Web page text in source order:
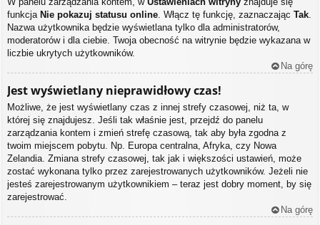
funkcja Nie pokazuj statusu online . Włącz tę funkcję, zaznaczając Tak
Nazwa użytkownika będzie wyświetlana tylko dla administratorów,
moderatorów i dla ciebie. Twoja obecność na witrynie będzie wykazana w
liczbie ukrytych użytkowników.
Na górę
Jest wyświetlany nieprawidłowy czas!
Możliwe, że jest wyświetlany czas z innej strefy czasowej, niż ta, w
której się znajdujesz. Jeśli tak właśnie jest, przejdź do panelu
zarządzania kontem i zmień strefę czasową, tak aby była zgodna z
twoim miejscem pobytu. Np. Europa centralna, Afryka, czy Nowa
Zelandia. Zmiana strefy czasowej, tak jak i większości ustawień, może
zostać wykonana tylko przez zarejestrowanych użytkowników. Jeżeli nie
jesteś zarejestrowanym użytkownikiem – teraz jest dobry moment, by się
zarejestrować.
Na górę